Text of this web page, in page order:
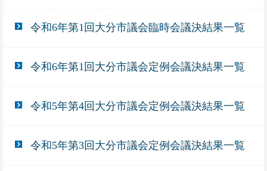
令和6年第1回大分市議会臨時会議決結果一覧
令和6年第1回大分市議会定例会議決結果一覧
令和5年第4回大分市議会定例会議決結果一覧
令和5年第3回大分市議会定例会議決結果一覧